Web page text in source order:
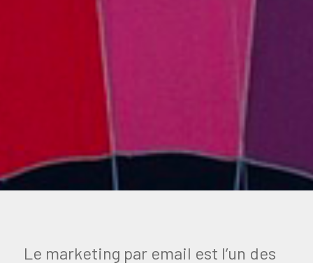
Le marketing par email est l’un des